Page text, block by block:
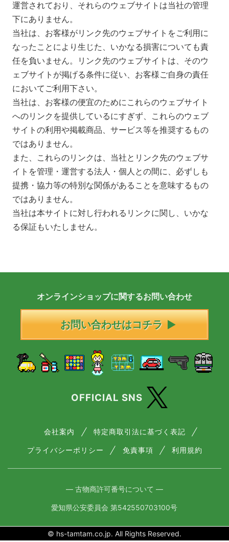
運営されており、それらのウェブサイトは当社の管理
下にありません。
当社は、お客様がリンク先のウェブサイトをご利用に
なったことにより生じた、いかなる損害についても責
任を負いません。リンク先のウェブサイトは、そのウ
ェブサイトが掲げる条件に従い、お客様ご自身の責任
においてご利用下さい。
当社は、お客様の便宜のためにこれらのウェブサイト
へのリンクを提供しているにすぎず、これらのウェブ
サイトの利用や掲載商品、サービス等を推奨するもの
ではありません。
また、これらのリンクは、当社とリンク先のウェブサ
イトを管理・運営する法人・個人との間に、必ずしも
提携・協力等の特別な関係があることを意味するもの
ではありません。
当社は本サイトに対し行われるリンクに関し、いかな
る保証もいたしません。
オンラインショップに関するお問い合わせ
お問い合わせはコチラ
OFFICIAL SNS
会社案内 特定商取引法に基づく表記
プライバシーポリシー 免責事項 利用規約
― 古物商許可番号について ―
愛知県公安委員会 第542550703100号
© hs-tamtam.co.jp. All Rights Reserved.